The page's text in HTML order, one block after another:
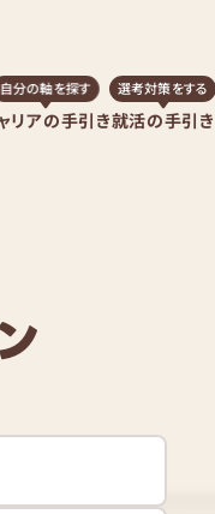
リアの手引き
自分の軸を探す
就活の手引き
選考対策をする